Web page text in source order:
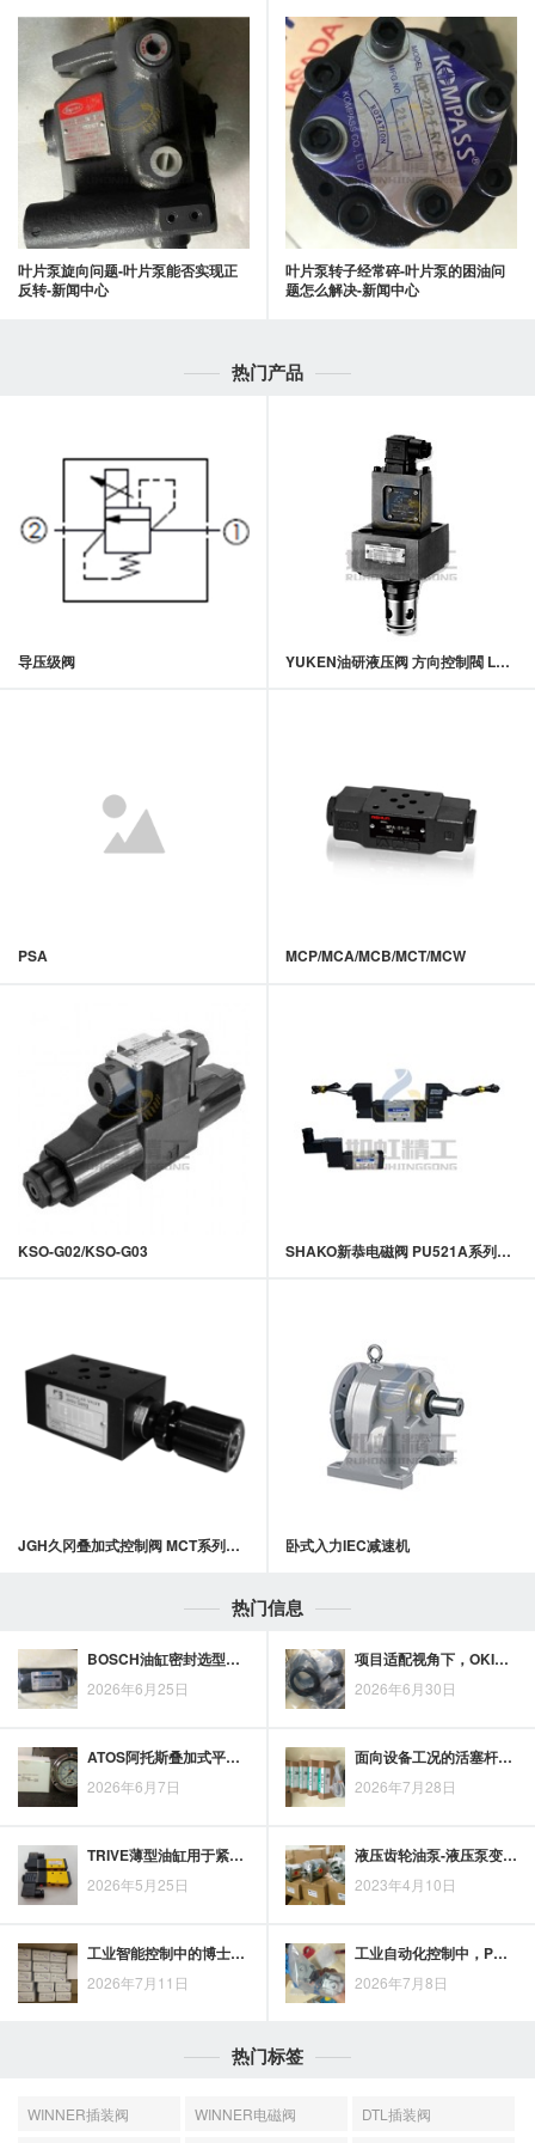
叶片泵旋向问题-叶片泵能否实现正
反转-新闻中心
叶片泵转子经常碎-叶片泵的困油问
题怎么解决-新闻中心
热门产品
导压级阀 YUKEN油研液压阀 方向控制閥 LDLS系列带监视开关插装逻辑阀
PSA MCP/MCA/MCB/MCT/MCW
KSO-G02/KSO-G03 SHAKO新恭电磁阀 PU521A系列M5五口二位15mm引导式电磁阀
JGH久冈叠加式控制阀 MCT系列叠加式止逆节流阀 卧式入力IEC减速机
热门信息
BOSCH油缸密封选型与验收要点：识别不合格密封件的实用参考
2026年6月25日
项目适配视角下，OKINA滑台气缸的应用场景与执行精度价值
2026年6月30日
ATOS阿托斯叠加式平衡阀原理梳理及液压回路应用优势
2026年6月7日
面向设备工况的活塞杆油缸选择要点
2026年7月28日
TRIVE薄型油缸用于紧凑安装时的效能与体积平衡思路
2026年5月25日
液压齿轮油泵-液压泵变量原理图解
2023年4月10日
工业智能控制中的博士液压比例阀：功能定位与应用趋势
2026年7月11日
工业自动化控制中，PNEUMAN单线圈电磁阀的流体通断作用解析
2026年7月8日
热门标签
WINNER插装阀 WINNER电磁阀 DTL插装阀